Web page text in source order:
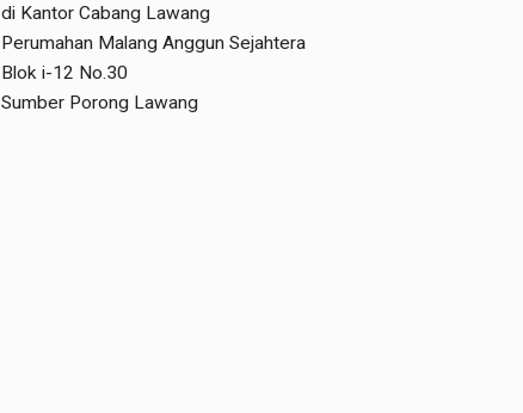
di Kantor Cabang Lawang
Perumahan Malang Anggun Sejahtera
Blok i-12 No.30
Sumber Porong Lawang